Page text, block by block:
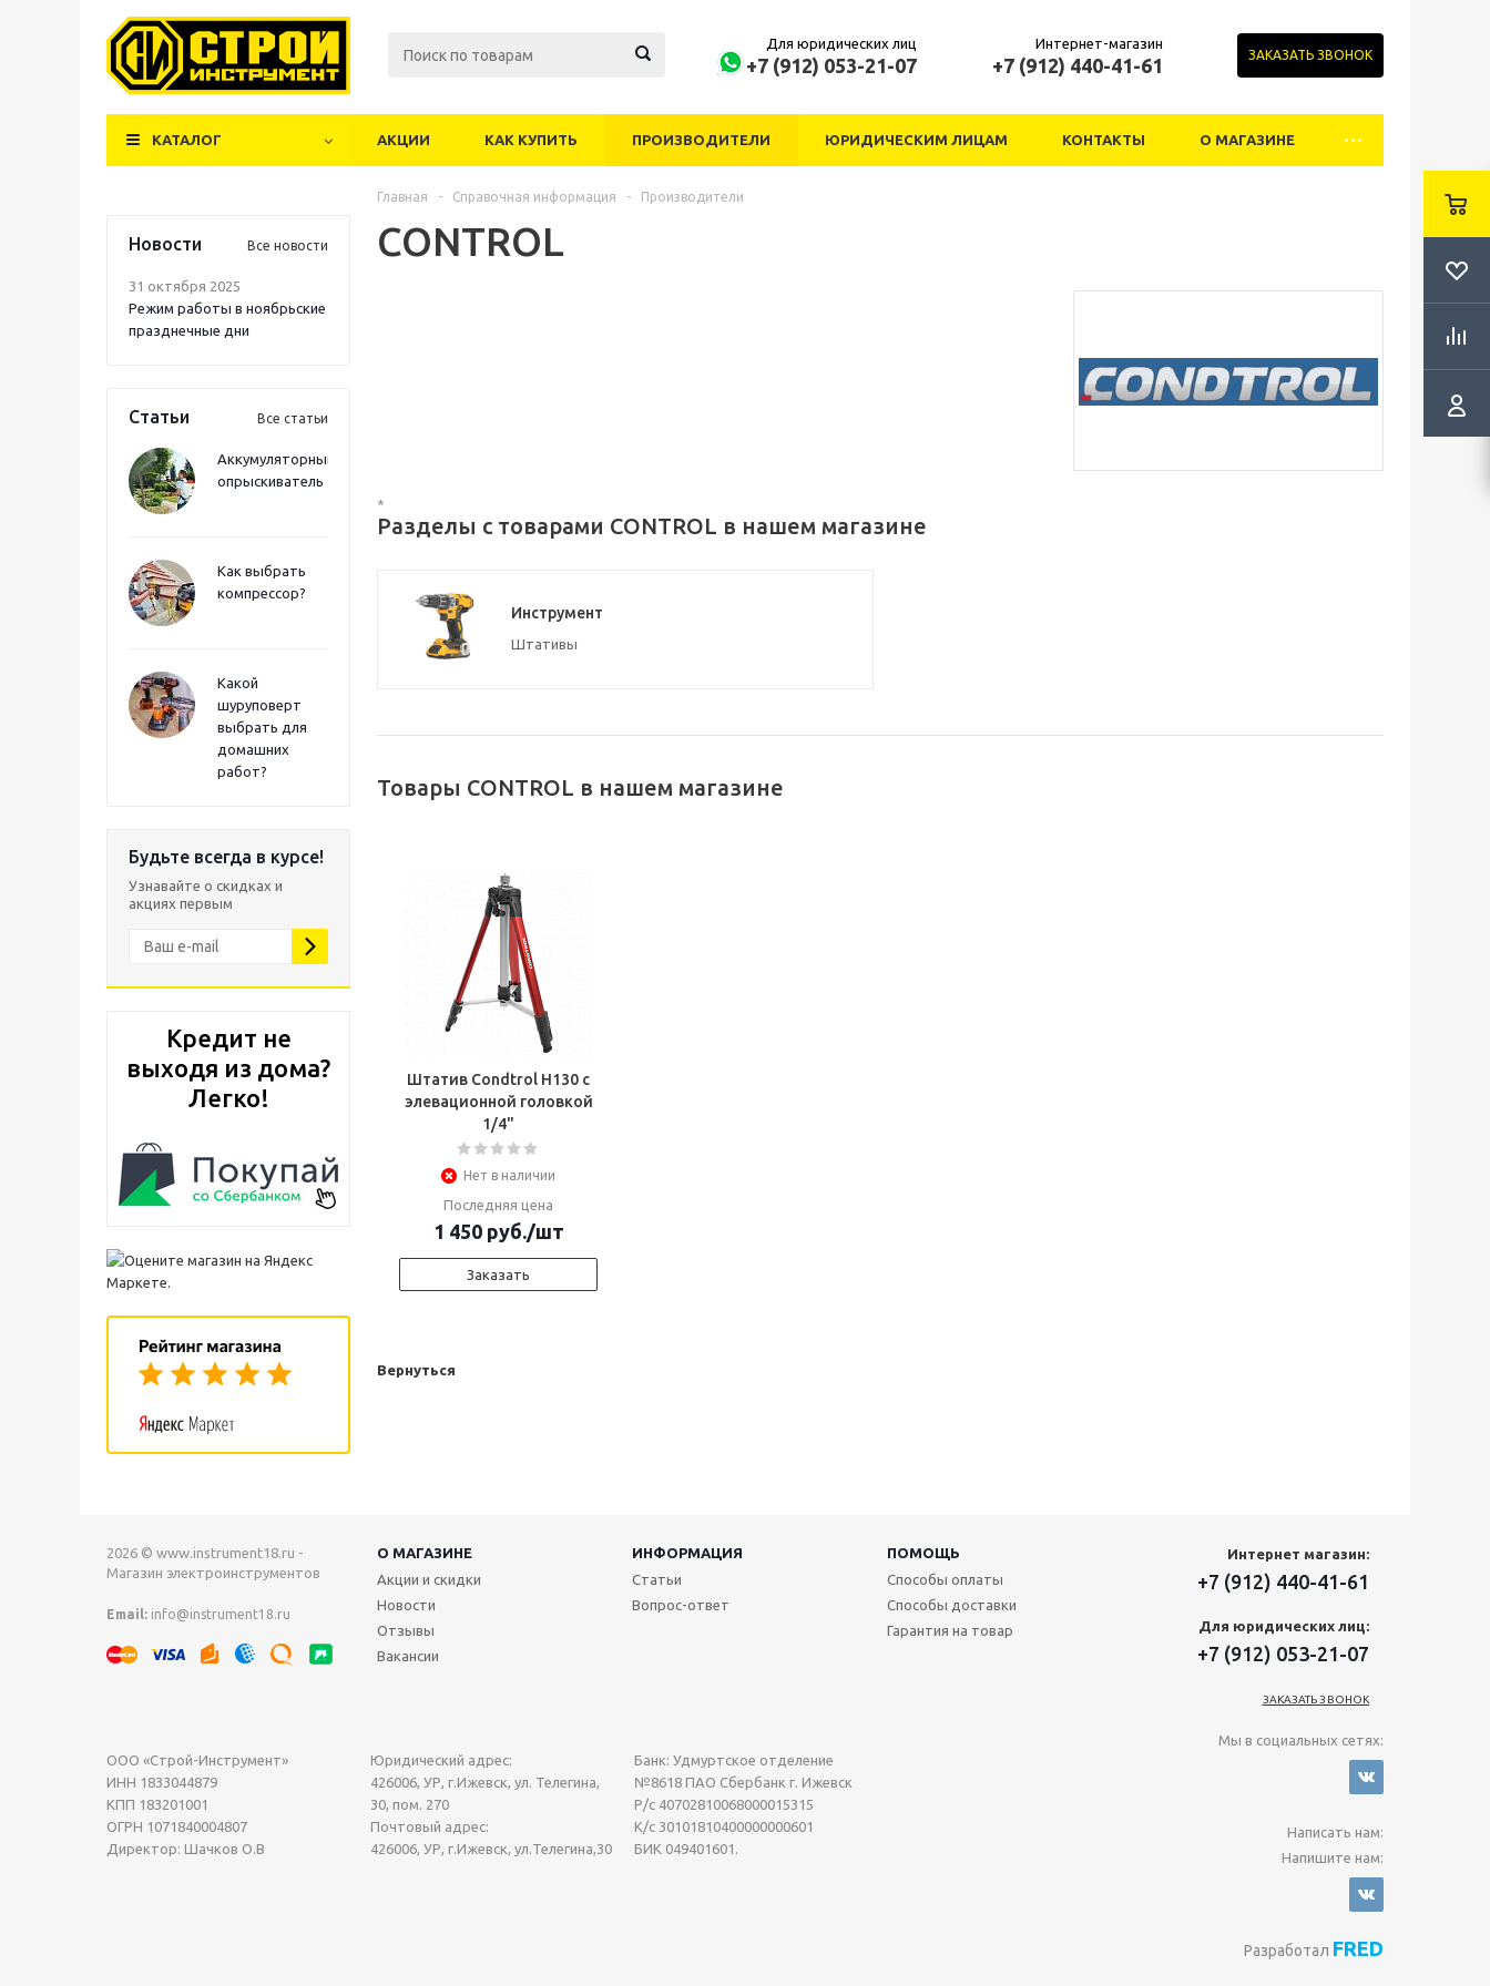
Для юридических лиц
+7 (912) 053-21-07
Интернет-магазин
+7 (912) 440-41-61 ЗАКАЗАТЬ ЗВОНОК
КАТАЛОГ АКЦИИ КАК КУПИТЬ ПРОИЗВОДИТЕЛИ ЮРИДИЧЕСКИМ ЛИЦАМ КОНТАКТЫ О МАГАЗИНЕ
Новости Все новости
31 октября 2025
Режим работы в ноябрьские
празднечные дни
Статьи Все статьи
Аккумуляторный
опрыскиватель
Как выбрать
компрессор?
Какой
шуруповерт
выбрать для
домашних
работ?
Будьте всегда в курсе!
Узнавайте о скидках и
акциях первым
Кредит не
выходя из дома?
Легко!
Главная - Справочная информация - Производители
CONTROL
*
Разделы с товарами CONTROL в нашем магазине
Инструмент
Штативы
Товары CONTROL в нашем магазине
Штатив Condtrol H130 с
элевационной головкой
1/4"
Нет в наличии
Последняя цена
1 450руб./шт
Заказать
Вернуться
2026 © www.instrument18.ru -
Магазин электроинструментов
Email: info@instrument18.ru
ООО «Строй-Инструмент»
ИНН 1833044879
КПП 183201001
ОГРН 1071840004807
Директор: Шачков О.В
Юридический адрес:
426006, УР, г.Ижевск, ул. Телегина,
30, пом. 270
Почтовый адрес:
426006, УР, г.Ижевск, ул.Телегина,30
Банк: Удмуртское отделение
№8618 ПАО Сбербанк г. Ижевск
Р/с 40702810068000015315
К/с 30101810400000000601
БИК 049401601.
О МАГАЗИНЕ ИНФОРМАЦИЯ
ПОМОЩЬ
Акции и скидки
Новости
Отзывы
Вакансии
Статьи
Вопрос-ответ
Способы оплаты
Способы доставки
Гарантия на товар
Интернет магазин:
+7 (912) 440-41-61
Для юридических лиц:
+7 (912) 053-21-07
ЗАКАЗАТЬ ЗВОНОК
Мы в социальных сетях:
Написать нам:
Напишите нам:
Разработал FRED